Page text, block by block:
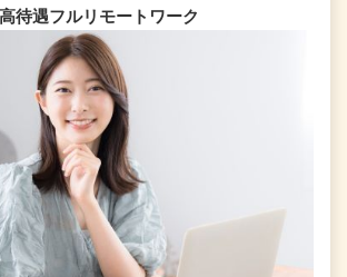
待遇フルリモートワーク